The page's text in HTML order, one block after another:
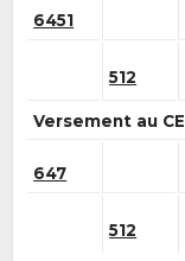
6451
512
Versement au CE
647
512